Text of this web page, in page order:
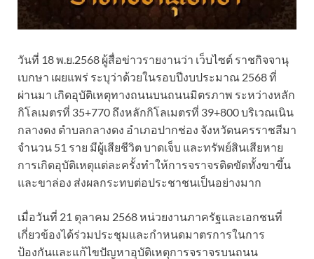
วันที่ 18 พ.ย.2568 ผู้สื่อข่าวรายงานว่า เว็บไซต์ ราชกิจจานุ
เบกษา เผยแพร่ ระบุว่าด้วยในรอบปีงบประมาณ 2568 ที่
ผ่านมา เกิดอุบัติเหตุทางถนนบนถนนมิตรภาพ ระหว่างหลัก
กิโลเมตรที่ 35+770 ถึงหลักกิโลเมตรที่ 39+800 บริเวณเนิน
กลางดง ตำบลกลางดง อำเภอปากช่อง จังหวัดนครราชสีมา
จำนวน 51 ราย มีผู้เสียชีวิต บาดเจ็บ และทรัพย์สินเสียหาย
การเกิดอุบัติเหตุแต่ละครั้งทำให้การจราจรติดขัดทั้งขาขึ้น
และขาล่อง ส่งผลกระทบต่อประชาชนเป็นอย่างมาก
เมื่อวันที่ 21 ตุลาคม 2568 หน่วยงานภาครัฐและเอกชนที่
เกี่ยวข้องได้ร่วมประชุมและกำหนดมาตรการในการ
ป้องกันและแก้ไขปัญหาอุบัติเหตุการจราจรบนถนน